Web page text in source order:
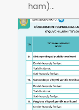
ham)...